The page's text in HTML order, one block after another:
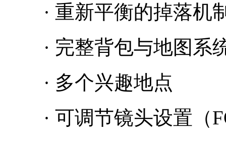
· 重新平衡的掉落机
· 完整背包与地图系
· 多个兴趣地点
· 可调节镜头设置（